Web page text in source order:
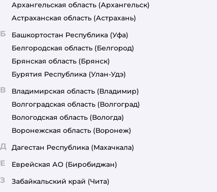
Архангельская область (Архангельск)
Астраханская область (Астрахань)
Б Башкортостан Республика (Уфа)
Белгородская область (Белгород)
Брянская область (Брянск)
Бурятия Республика (Улан-Удэ)
В Владимирская область (Владимир)
Волгоградская область (Волгоград)
Вологодская область (Вологда)
Воронежская область (Воронеж)
Д Дагестан Республика (Махачкала)
Е Еврейская АО (Биробиджан)
З Забайкальский край (Чита)